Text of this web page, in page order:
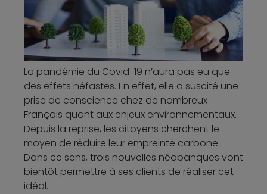
La pandémie du Covid-19 n’aura pas eu que
des effets néfastes. En effet, elle a suscité une
prise de conscience chez de nombreux
Français quant aux enjeux environnementaux.
Depuis la reprise, les citoyens cherchent le
moyen de réduire leur empreinte carbone.
Dans ce sens, trois nouvelles néobanques vont
bientôt permettre à ses clients de réaliser cet
idéal.